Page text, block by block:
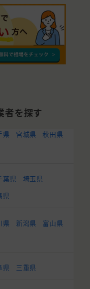
者を探す
県 宮城県
秋田県
葉県
埼玉県
県
県 新潟県
富山県
県 三重県